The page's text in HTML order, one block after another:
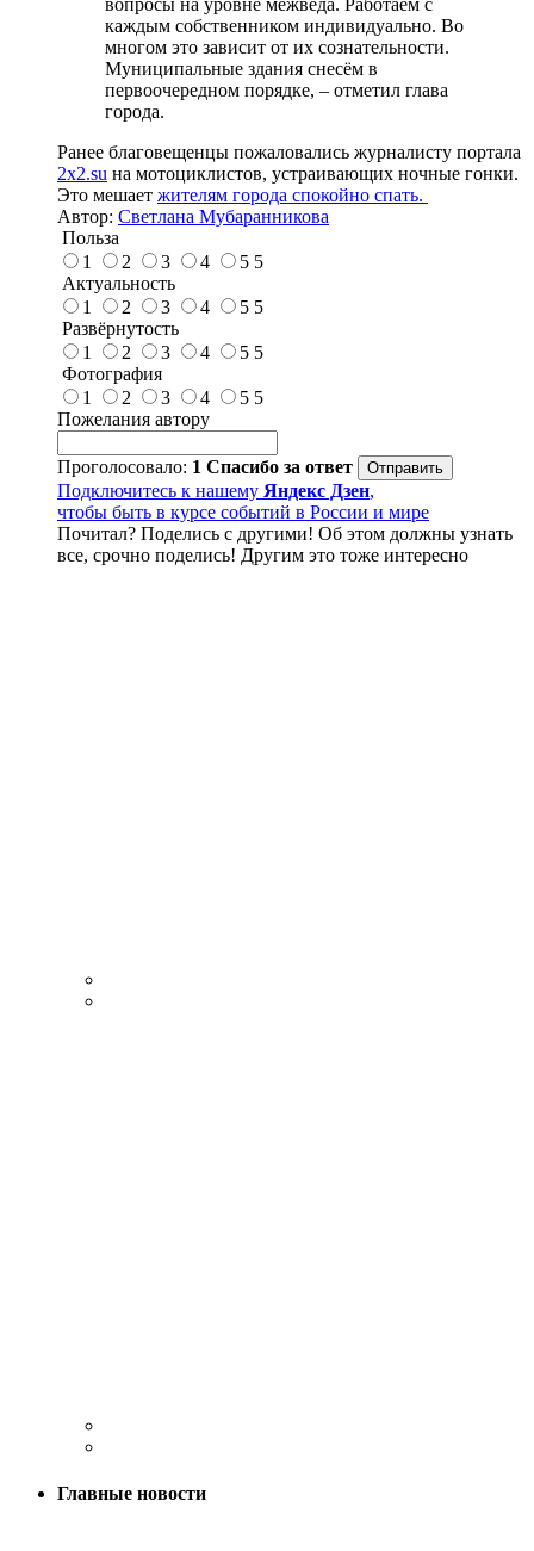
каждым собственником индивидуально. Во
многом это зависит от их сознательности.
Муниципальные здания снесём в
первоочередном порядке, – отметил глава
города.
Ранее благовещенцы пожаловались журналисту портала
2x2.su на мотоциклистов, устраивающих ночные гонки.
Это мешает жителям города спокойно спать.
Автор: Светлана Мубаранникова
Польза
1
2 3 4 5 5
Актуальность
1
2 3 4 5 5
Развёрнутость
1
2 3 4 5 5
Фотография
1
2 3 4 5 5
Пожелания автору
Проголосовало: 1 Спасибо за ответ
Подключитесь к нашему Яндекс Дзен,
чтобы быть в курсе событий в России и мире
Почитал? Поделись с другими! Об этом должны узнать
все, срочно поделись! Другим это тоже интересно
Главные новости